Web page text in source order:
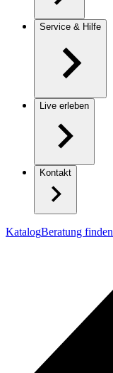
Service & Hilfe
Live erleben
Kontakt
KatalogBeratung finden